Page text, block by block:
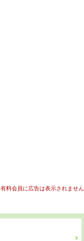
有料会員に広告は表示されません